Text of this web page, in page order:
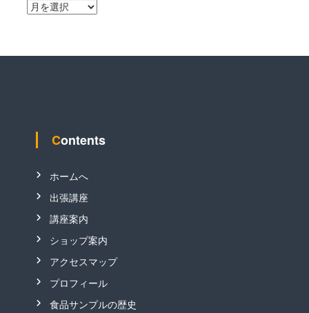
ア
ー
Contents
ホームへ
出張講座
講座案内
ショップ案内
アクセスマップ
プロフィール
食品サンプルの歴史